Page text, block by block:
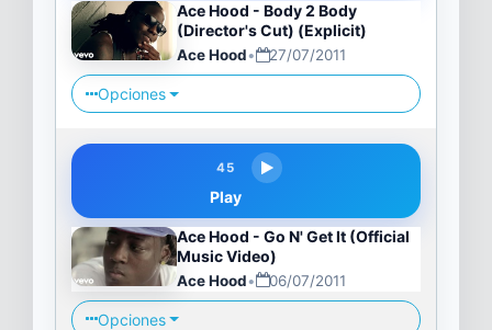
Ace Hood - Body 2 Body
(Director's Cut) (Explicit)
Ace Hood• 27/07/2011
Opciones
45
Play
Ace Hood - Go N' Get It (Official
Music Video)
Ace Hood• 06/07/2011
Opciones